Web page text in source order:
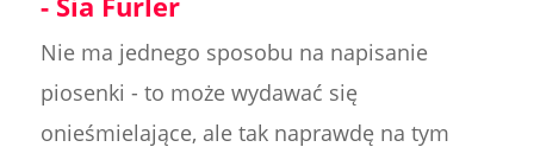
Nie ma jednego sposobu na napisanie
piosenki - to może wydawać się
onieśmielające, ale tak naprawdę na tym